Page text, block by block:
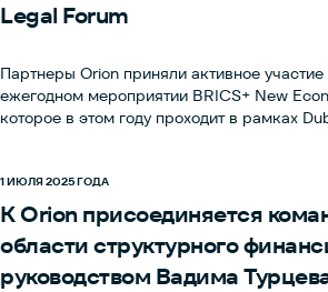
Legal Forum
Партнеры Orion приняли активное
ежегодном мероприятии BRICS+ New
которое в этом году проходит в рамках
1 ИЮЛЯ 2025 ГОДА
К Orion присоединяется
области структурного
руководством Вадима